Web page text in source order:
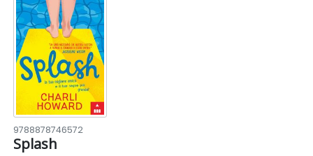
9788878746572
Splash